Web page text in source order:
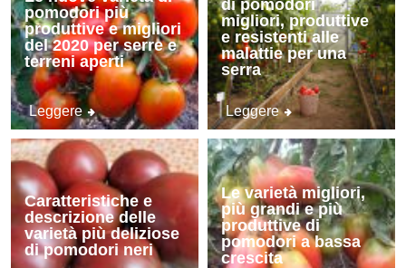
pomodori più
produttive e migliori
del 2020 per serre e
terreni aperti
Leggere
di pomodori
migliori, produttive
e resistenti alle
malattie per una
serra
Leggere
Caratteristiche e
descrizione delle
varietà più deliziose
di pomodori neri
Le varietà migliori,
più grandi e più
produttive di
pomodori a bassa
crescita